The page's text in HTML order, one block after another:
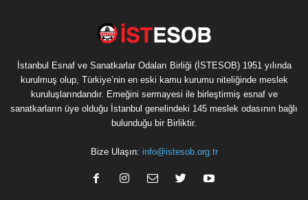
İstanbul Esnaf ve Sanatkarlar Odaları Birliği (İSTESOB) 1951 yılında
kurulmuş olup, Türkiye’nin en eski kamu kurumu niteliğinde meslek
kuruluşlarındandır. Emeğini sermayesi ile birleştirmiş esnaf ve
sanatkarların üye olduğu İstanbul genelindeki 145 meslek odasının bağlı
bulunduğu bir Birliktir.
Bize Ulaşın: info@istesob.org.tr